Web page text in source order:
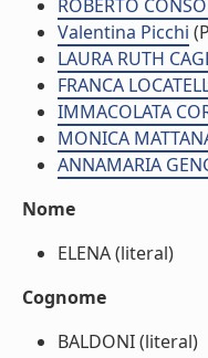
ROBERTO
Valentina Picchi
LAURA RUTH
FRANCA
IMMACOLATA
MONICA
ANNAMARIA
Nome
ELENA (literal)
Cognome
BALDONI (literal)